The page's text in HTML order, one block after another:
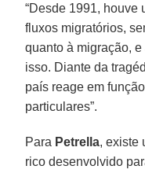
“Desde 1991, houve
fluxos migratórios,
quanto à migração,
isso. Diante da
país reage em
particulares”.
Para Petrella, existe
rico desenvolvido